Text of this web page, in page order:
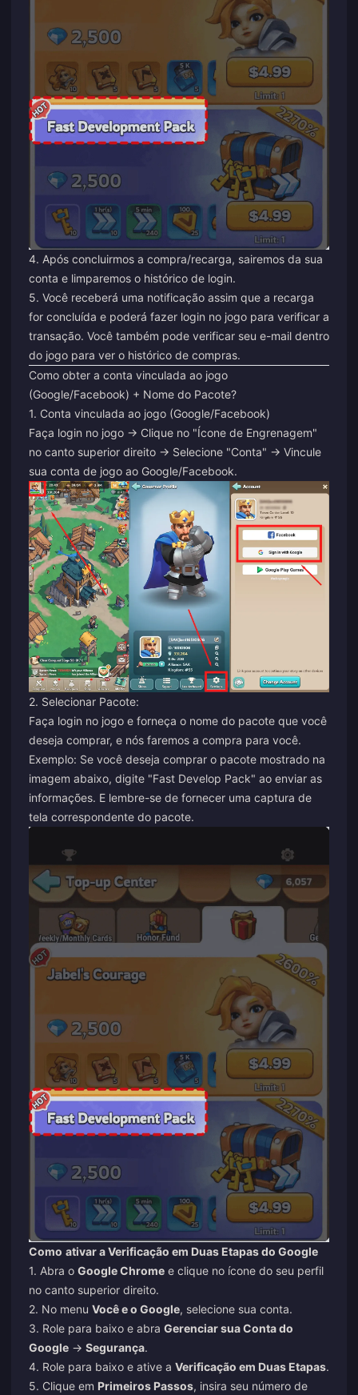
4. Após concluirmos a compra/recarga, sairemos da sua
conta e limparemos o histórico de login.
5. Você receberá uma notificação assim que a recarga
for concluída e poderá fazer login no jogo para verificar a
transação. Você também pode verificar seu e-mail dentro
do jogo para ver o histórico de compras.
Como obter a conta vinculada ao jogo
(Google/Facebook) + Nome do Pacote?
1. Conta vinculada ao jogo (Google/Facebook)
Faça login no jogo -> Clique no "Ícone de Engrenagem"
no canto superior direito -> Selecione "Conta" -> Vincule
sua conta de jogo ao Google/Facebook.
2. Selecionar Pacote:
Faça login no jogo e forneça o nome do pacote que você
deseja comprar, e nós faremos a compra para você.
Exemplo: Se você deseja comprar o pacote mostrado na
imagem abaixo, digite "Fast Develop Pack" ao enviar as
informações. E lembre-se de fornecer uma captura de
tela correspondente do pacote.
Como ativar a Verificação em Duas Etapas do Google
1. Abra o Google Chrome e clique no ícone do seu perfil
no canto superior direito.
2. No menu Você e o Google, selecione sua conta.
3. Role para baixo e abra Gerenciar sua Conta do
Google → Segurança.
4. Role para baixo e ative a Verificação em Duas Etapas.
5. Clique em Primeiros Passos, insira seu número de